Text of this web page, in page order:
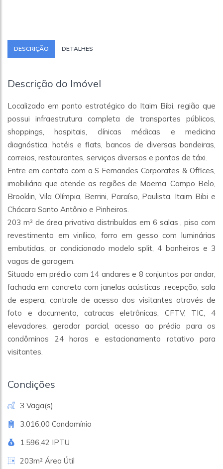
DESCRIÇÃO DETALHES
Descrição do Imóvel
Localizado em ponto estratégico do Itaim Bibi, região que
possui infraestrutura completa de transportes públicos,
shoppings, hospitais, clínicas médicas e medicina
diagnóstica, hotéis e flats, bancos de diversas bandeiras,
correios, restaurantes, serviços diversos e pontos de táxi.
Entre em contato com a S Fernandes Corporates & Offices,
imobiliária que atende as regiões de Moema, Campo Belo,
Brooklin, Vila Olímpia, Berrini, Paraíso, Paulista, Itaim Bibi e
Chácara Santo Antônio e Pinheiros.
203 m² de área privativa distribuídas em 6 salas , piso com
revestimento em vinílico, forro em gesso com luminárias
embutidas, ar condicionado modelo split, 4 banheiros e 3
vagas de garagem.
Situado em prédio com 14 andares e 8 conjuntos por andar,
fachada em concreto com janelas acústicas ,recepção, sala
de espera, controle de acesso dos visitantes através de
foto e documento, catracas eletrônicas, CFTV, TIC, 4
elevadores, gerador parcial, acesso ao prédio para os
condôminos 24 horas e estacionamento rotativo para
visitantes.
Condições
3 Vaga(s)
3.016,00 Condomínio
1.596,42 IPTU
203m² Área Útil